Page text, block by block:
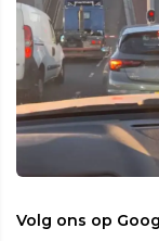
Volg ons op